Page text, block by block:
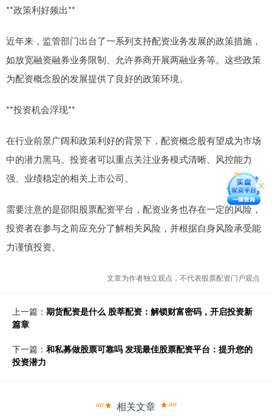
**政策利好频出**
近年来，监管部门出台了一系列支持配资业务发展的政策措施，
如放宽融资融券业务限制、允许券商开展两融业务等。这些政策
为配资概念股的发展提供了良好的政策环境。
**投资机会浮现**
在行业前景广阔和政策利好的背景下，配资概念股有望成为市场
中的潜力黑马。投资者可以重点关注业务模式清晰、风控能力
强、业绩稳定的相关上市公司。
需要注意的是邵阳股票配资平台，配资业务也存在一定的风险，
投资者在参与之前应充分了解相关风险，并根据自身风险承受能
力谨慎投资。
文章为作者独立观点，不代表股票配资门户观点
上一篇： 期货配资是什么 股莘配资：解锁财富密码，开启投资新
篇章
下一篇： 和私募做股票可靠吗 发现最佳股票配资平台：提升您的
投资潜力
相关文章